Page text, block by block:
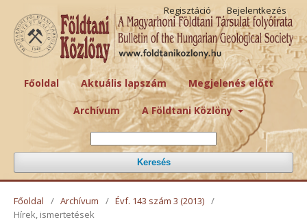
Főoldal Aktuális lapszám Megjelenés előtt
Archívum A Földtani Közlöny
Keresés
Regisztáció Bejelentkezés
Főoldal / Archívum / Évf. 143 szám 3 (2013) /
Hírek, ismertetések